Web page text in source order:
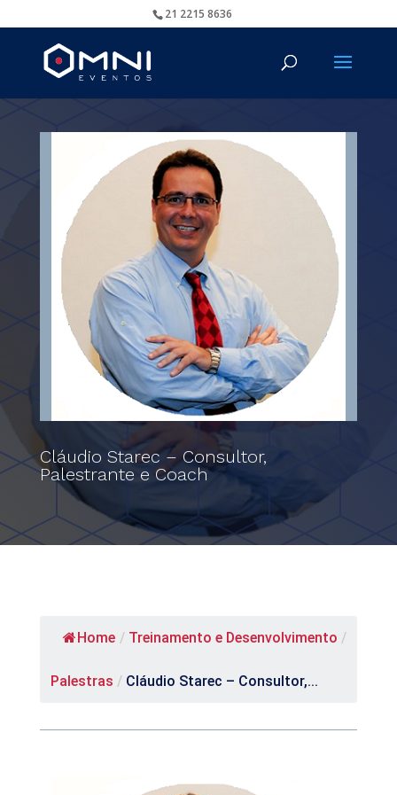
21 2215 8636
Cláudio Starec – Consultor,
Palestrante e Coach
Home / Treinamento e Desenvolvimento /
Palestras / Cláudio Starec – Consultor,...